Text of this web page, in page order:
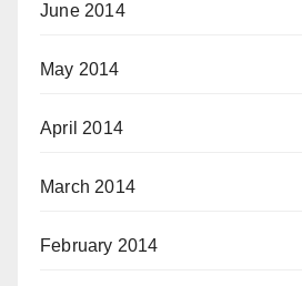
June 2014
May 2014
April 2014
March 2014
February 2014